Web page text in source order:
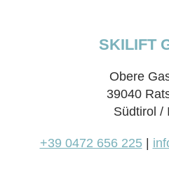
SKILIFT
Obere
39040
Südtirol /
+39 0472 656 225|